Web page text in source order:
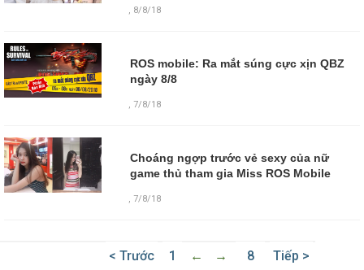
, 8/8/18
ROS mobile: Ra mắt súng cực xịn QBZ
ngày 8/8
,7/8/18
Choáng ngợp trước vẻ sexy của nữ
game thủ tham gia Miss ROS Mobile
,7/8/18
< Trước 1 ← → 8 Tiếp >